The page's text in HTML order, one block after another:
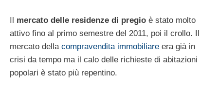
mercato delle residenze di pregio è stato molto
attivo fino al primo semestre del 2011, poi il crollo. Il
mercato dellacompravendita immobiliare era già in
crisi da tempo ma il calo delle richieste di abitazioni
popolari è stato più repentino.